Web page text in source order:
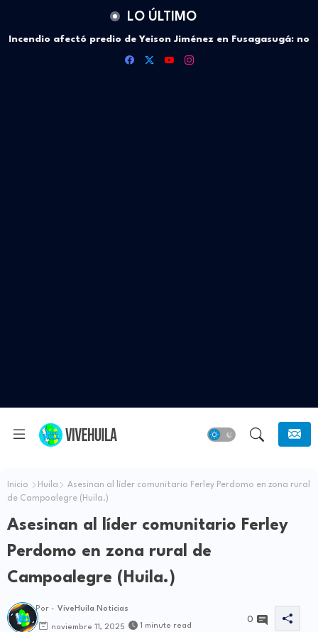
LO ÚLTIMO
Incendio afectó predio de Yeison Jiménez en Fusagasugá: no
hubo víctimas
Inicio Huila
Asesinan al líder comunitario Ferley Perdomo en zona rural
de Campoalegre (Huila.)
Asesinan al líder comunitario Ferley
Perdomo en zona rural de
Campoalegre (Huila.)
Por - ViveHuila Noticias
noviembre 11, 2025 1 minute read
0